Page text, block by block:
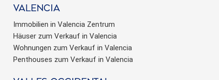
valencia
Immobilien in Valencia Zentrum
Häuser zum Verkauf in Valencia
Wohnungen zum Verkauf in Valencia
Penthouses zum Verkauf in Valencia